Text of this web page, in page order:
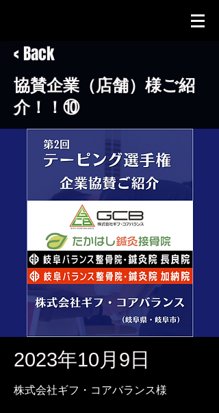
< Back
協賛企業（店舗）様ご紹
介！！⑩
2023年10月9日
株式会社ギフ・コアバランス様